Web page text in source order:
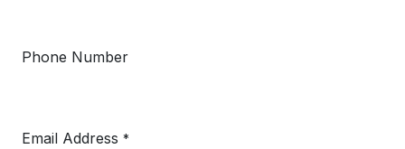
Phone Number
Email Address *